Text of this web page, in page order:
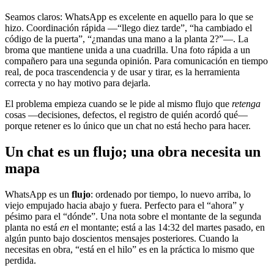
Seamos claros: WhatsApp es excelente en aquello para lo que se
hizo. Coordinación rápida —“llego diez tarde”, “ha cambiado el
código de la puerta”, “¿mandas una mano a la planta 2?”—. La
broma que mantiene unida a una cuadrilla. Una foto rápida a un
compañero para una segunda opinión. Para comunicación en tiempo
real, de poca trascendencia y de usar y tirar, es la herramienta
correcta y no hay motivo para dejarla.
El problema empieza cuando se le pide al mismo flujo que retenga
cosas —decisiones, defectos, el registro de quién acordó qué—
porque retener es lo único que un chat no está hecho para hacer.
Un chat es un flujo; una obra necesita un
mapa
WhatsApp es un flujo: ordenado por tiempo, lo nuevo arriba, lo
viejo empujado hacia abajo y fuera. Perfecto para el “ahora” y
pésimo para el “dónde”. Una nota sobre el montante de la segunda
planta no está en el montante; está a las 14:32 del martes pasado, en
algún punto bajo doscientos mensajes posteriores. Cuando la
necesitas en obra, “está en el hilo” es en la práctica lo mismo que
perdida.